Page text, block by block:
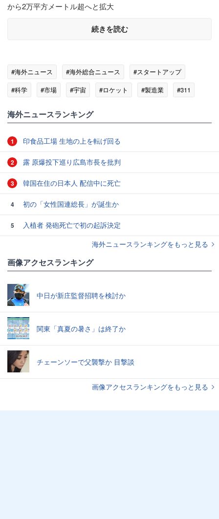
から2万平方メートル超へと拡大
続きを読む
#海外ニュース #海外総合ニュース
#スタートアップ
#科学
#市場 #宇宙 #ロケット #製造業
#311
海外ニュースランキング
1 印食品工場 生地の上を転げ回る
2 露 原爆投下巡り広島市長を批判
3 韓国在住の日本人 配信中に死亡
4 初の「女性国連総長」が誕生か
5
入植者 発砲死亡で初の起訴決定
海外ニュースランキングをもっと見る
画像アクセスランキング
中日が新庄監督招聘を検討か
関東「真夏の暑さ」は終了か
チェーンソーで父襲撃か 目撃談
画像アクセスランキングをもっと見る